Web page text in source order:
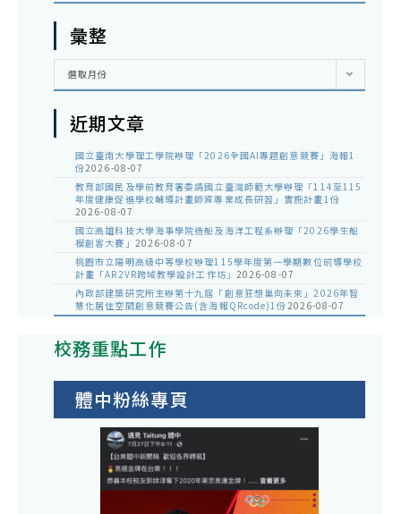
彙整
彙
選取月份
近期文章
國立臺南大學理工學院辦理「2026全國AI專題創意競賽」海報1
份2026-08-07
教育部國民及學前教育署委請國立臺灣師範大學辦理「114至115
年度健康促進學校輔導計畫師資專業成長研習」實施計畫1份
2026-08-07
國立高雄科技大學海事學院造船及海洋工程系辦理「2026學生船
模創客大賽」 2026-08-07
桃園市立陽明高級中等學校辦理115學年度第一學期數位前導學校
計畫「AR2VR跨域教學設計工作坊」 2026-08-07
內政部建築研究所主辦第十九屆「創意狂想巢向未來」2026年智
慧化居住空間創意競賽公告(含海報QRcode)1份2026-08-07
校務重點工作
體中粉絲專頁